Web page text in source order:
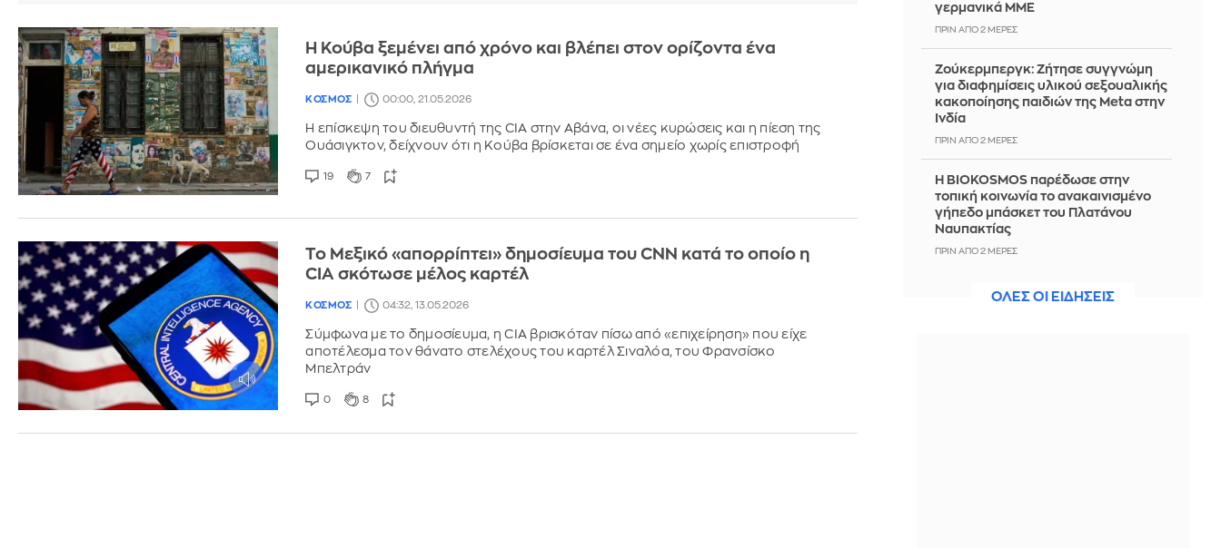
Η Κούβα ξεμένει από χρόνο και βλέπει στον ορίζοντα ένα
αμερικανικό πλήγμα
ΚΟΣΜΟΣ 00:00, 21.05.2026
Η επίσκεψη του διευθυντή της CIA στην Αβάνα, οι νέες κυρώσεις και η πίεση της
Ουάσιγκτον, δείχνουν ότι η Κούβα βρίσκεται σε ένα σημείο χωρίς επιστροφή
19 7
Το Μεξικό «απορρίπτει» δημοσίευμα του CNN κατά το οποίο η
CIA σκότωσε μέλος καρτέλ
ΚΟΣΜΟΣ 04:32, 13.05.2026
Σύμφωνα με το δημοσίευμα, η CIA βρισκόταν πίσω από «επιχείρηση» που είχε
αποτέλεσμα τον θάνατο στελέχους του καρτέλ Σιναλόα, του Φρανσίσκο
Μπελτράν
0 8
γερμανικά ΜΜΕ
ΠΡΙΝ ΑΠΌ 2 ΜΈΡΕΣ
Ζούκερμπεργκ: Ζήτησε συγγνώμη
για διαφημίσεις υλικού σεξουαλικής
κακοποίησης παιδιών της Meta στην
Ινδία
ΠΡΙΝ ΑΠΌ 2 ΜΈΡΕΣ
Η BIOKOSMOS παρέδωσε στην
τοπική κοινωνία το ανακαινισμένο
γήπεδο μπάσκετ του Πλατάνου
Ναυπακτίας
ΠΡΙΝ ΑΠΌ 2 ΜΈΡΕΣ
Πριγκίπισσα Ευγενία: Γιατί επέλεξε
ΟΛΕΣ ΟΙ ΕΙΔΗΣΕΙΣ